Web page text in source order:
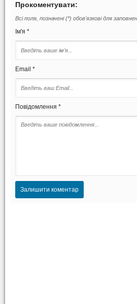
Прокоментувати:
Всі поля, позначені (*) обов'язкові для
Ім'я *
Email *
Повідомлення *